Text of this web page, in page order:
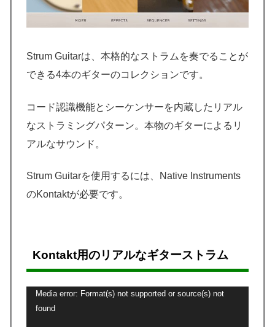
Strum Guitarは、本格的なストラムを奏でることが
できる4本のギターのコレクションです。
コード認識機能とシーケンサーを内蔵したリアル
なストラミングパターン。本物のギターによるリ
アルなサウンド。
Strum Guitarを使用するには、Native Instruments
のKontaktが必要です。
Kontakt用のリアルなギターストラム
Media error: Format(s) not supported or source(s) not
found